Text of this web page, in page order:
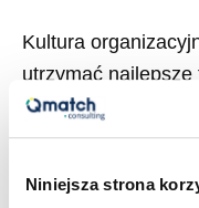
Niniejsza strona
Kultura
utrzymać
szczególnie w
software house, to
Software
House.